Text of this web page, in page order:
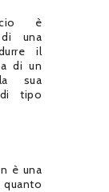
è
di una
il
di un
sua
di tipo
è una